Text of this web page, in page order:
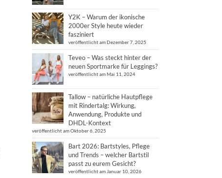
Y2K – Warum der ikonische
2000er Style heute wieder
fasziniert
veröffentlicht am Dezember 7, 2025
Teveo – Was steckt hinter der
neuen Sportmarke für Leggings?
veröffentlicht am Mai 11, 2024
Tallow – natürliche Hautpflege
mit Rindertalg: Wirkung,
Anwendung, Produkte und
DHDL-Kontext
veröffentlicht am Oktober 6, 2025
Bart 2026: Bartstyles, Pflege
und Trends – welcher Bartstil
passt zu eurem Gesicht?
veröffentlicht am Januar 10, 2026